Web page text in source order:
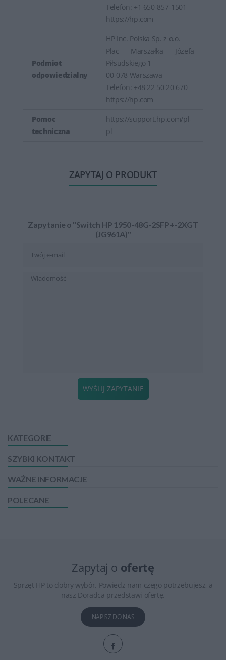
KATEGORIE
SZYBKI KONTAKT
WAŻNE INFORMACJE
POLECANE
Telefon: +1 650-857-1501
https://hp.com
Podmiot
odpowiedzialny
HP Inc. Polska Sp. z o.o.
Plac Marszałka Józefa
Piłsudskiego 1
00-078 Warszawa
Telefon: +48 22 50 20 670
https://hp.com
Pomoc
techniczna
https://support.hp.com/pl-
pl
ZAPYTAJ O PRODUKT
Zapytanie o "Switch HP 1950-48G-2SFP+-2XGT
(JG961A)"
WYŚLIJ ZAPYTANIE
Zapytaj o ofertę
Sprzęt HP to dobry wybór. Powiedz nam czego potrzebujesz, a
nasz Doradca przedstawi ofertę.
NAPISZ DO NAS